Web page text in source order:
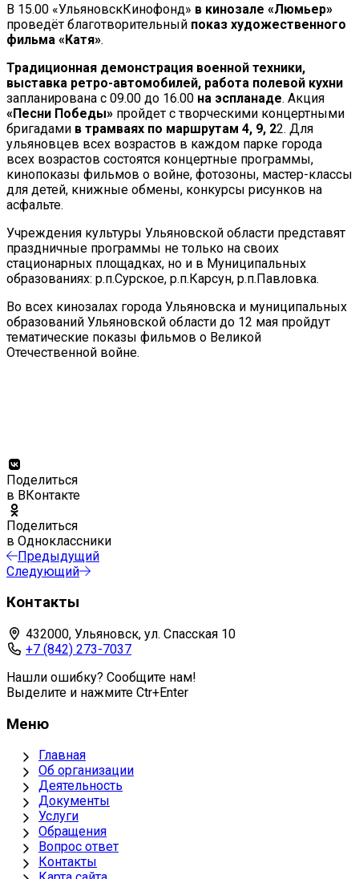
В 15.00 «УльяновскКинофонд» в кинозале «Люмьер»
проведёт благотворительный показ художественного
фильма «Катя».
Традиционная демонстрация военной техники,
выставка ретро-автомобилей, работа полевой кухни
запланирована с 09.00 до 16.00 на эспланаде. Акция
«Песни Победы» пройдет с творческими концертными
бригадами в трамваях по маршрутам 4, 9, 22. Для
ульяновцев всех возрастов в каждом парке города
всех возрастов состоятся концертные программы,
кинопоказы фильмов о войне, фотозоны, мастер-классы
для детей, книжные обмены, конкурсы рисунков на
асфальте.
Учреждения культуры Ульяновской области представят
праздничные программы не только на своих
стационарных площадках, но и в Муниципальных
образованиях: р.п.Сурское, р.п.Карсун, р.п.Павловка.
Во всех кинозалах города Ульяновска и муниципальных
образований Ульяновской области до 12 мая пройдут
тематические показы фильмов о Великой
Отечественной войне.
Поделиться
в ВКонтакте
Поделиться
в Одноклассники
Предыдущий
Следующий
Контакты
432000, Ульяновск, ул. Спасская 10
+7 (842) 273-7037
Нашли ошибку? Сообщите нам!
Выделите и нажмите Ctr+Enter
Меню
Главная
Об организации
Деятельность
Документы
Услуги
Обращения
Вопрос ответ
Контакты